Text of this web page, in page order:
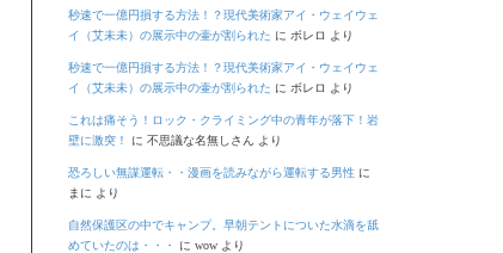
秒速で一億円損する方法！？現代美術家アイ・ウェイウェ
イ（艾未未）の展示中の壷が割られた に ボレロ より
秒速で一億円損する方法！？現代美術家アイ・ウェイウェ
イ（艾未未）の展示中の壷が割られた に ボレロ より
これは痛そう！ロック・クライミング中の青年が落下！岩
壁に激突！
に 不思議な名無しさん より
恐ろしい無謀運転・・漫画を読みながら運転する男性に
まに より
自然保護区の中でキャンプ。早朝テントについた水滴を舐
めていたのは・・・
に wowより